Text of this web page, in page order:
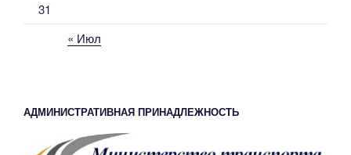
31
« Июл
АДМИНИСТРАТИВНАЯ ПРИНАДЛЕЖНОСТЬ